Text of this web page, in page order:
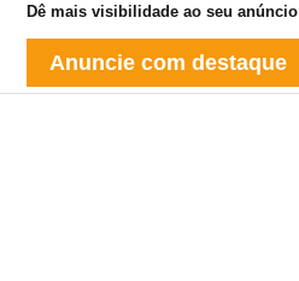
Dê mais visibilidade ao seu anúncio
Anuncie com destaque